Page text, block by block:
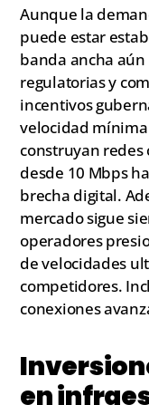
Aunque la
puede estar
banda ancha
regulatorias y
incentivos
velocidad
construyan redes
desde 10 Mbps
brecha digital.
mercado sigue
operadores
de velocidades
competidores.
conexiones
en